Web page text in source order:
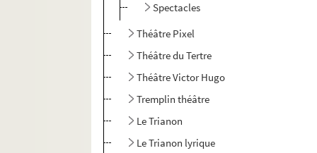
Spectacles
Théâtre Pixel
Théâtre du Tertre
Théâtre Victor Hugo
Tremplin théâtre
Le Trianon
Le Trianon lyrique